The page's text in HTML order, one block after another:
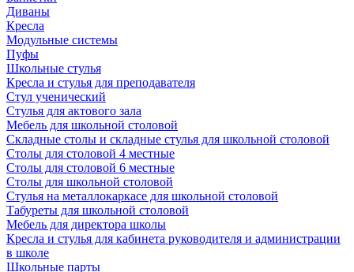
Диваны
Кресла
Модульные системы
Пуфы
Школьные стулья
Кресла и стулья для преподавателя
Стул ученический
Стулья для актового зала
Мебель для школьной столовой
Складные столы и складные стулья для школьной столовой
Столы для столовой 4 местные
Столы для столовой 6 местные
Столы для школьной столовой
Стулья на металлокаркасе для школьной столовой
Табуреты для школьной столовой
Мебель для директора школы
Кресла и стулья для кабинета руководителя и администрации
в школе
Школьные парты